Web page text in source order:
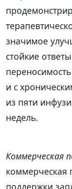
значимое
стойкие
и с
из пяти
недель.
Коммерческая
коммерческая
поддержки